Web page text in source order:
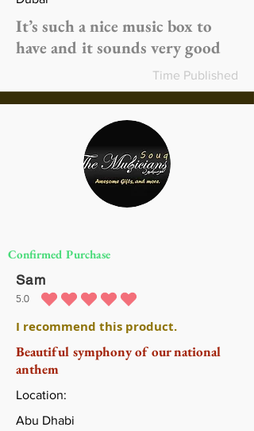
It’s such a nice music box to
have and it sounds very good
Time Published
Confirmed Purchase
Sam
5.0 متوسط التقييم هو 5 من 5
I recommend this product.
Beautiful symphony of our national
anthem
Location:
Abu Dhabi